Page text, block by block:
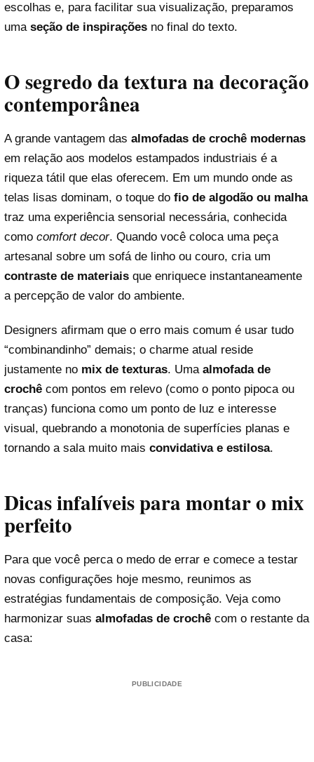
escolhas e, para facilitar sua visualização, preparamos
uma seção de inspirações no final do texto.
O segredo da textura na decoração
contemporânea
A grande vantagem das almofadas de crochê modernas
em relação aos modelos estampados industriais é a
riqueza tátil que elas oferecem. Em um mundo onde as
telas lisas dominam, o toque do fio de algodão ou malha
traz uma experiência sensorial necessária, conhecida
como comfort decor. Quando você coloca uma peça
artesanal sobre um sofá de linho ou couro, cria um
contraste de materiais que enriquece instantaneamente
a percepção de valor do ambiente.
Designers afirmam que o erro mais comum é usar tudo
“combinandinho” demais; o charme atual reside
justamente no mix de texturas. Uma almofada de
crochê com pontos em relevo (como o ponto pipoca ou
tranças) funciona como um ponto de luz e interesse
visual, quebrando a monotonia de superfícies planas e
tornando a sala muito mais convidativa e estilosa.
Dicas infalíveis para montar o mix
perfeito
Para que você perca o medo de errar e comece a testar
novas configurações hoje mesmo, reunimos as
estratégias fundamentais de composição. Veja como
harmonizar suas almofadas de crochê com o restante da
casa:
PUBLICIDADE